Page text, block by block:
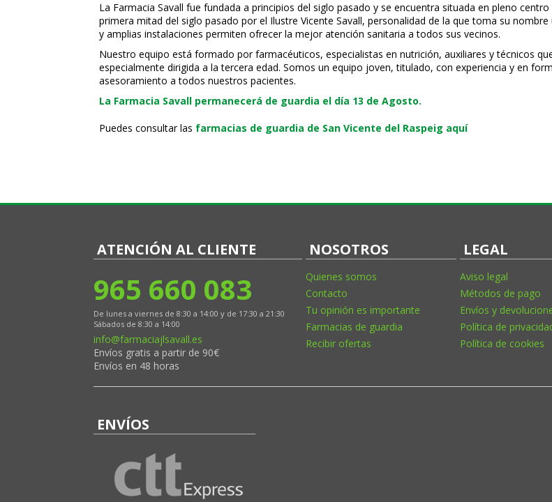
La Farmacia Savall fue fundada a principios del siglo pasado y se encuentra situada en pleno
primera mitad del siglo pasado por el Ilustre Vicente Savall, personalidad de la que toma su
y amplias instalaciones permiten ofrecer la mejor atención sanitaria a todos sus vecinos.
Nuestro equipo está formado por farmacéuticos, especialistas en nutrición, auxiliares y técnicos
especialmente dirigida a la tercera edad. Somos un equipo joven, titulado, con experiencia y en
asesoramiento a todos nuestros pacientes.
La Farmacia Savall permanecerá de guardia el día 13 de Agosto.
Puedes consultar las farmacias de guardia de San Vicente del Raspeig aquí
ATENCIÓN AL CLIENTE
965 660 083
De lunes a viernes de 8:30 a 14:00 y de 17:30 a 21:30
Sábados de 8:30 a 14:00
info@farmaciajlsavall.es
Envíos gratis a partir de 90€
Envíos en 48 horas
NOSOTROS
Quienes somos
Contacto
Tu opinión es importante
Farmacias de guardia
Recibir ofertas
LEGAL
Aviso legal
Métodos de pago
Envíos y
Política de
Política de cookies
ENVÍOS